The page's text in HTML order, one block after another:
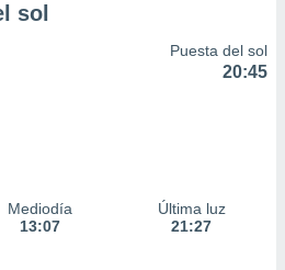
sol
Puesta del sol
20:45
Mediodía
13:07
Última luz
21:27